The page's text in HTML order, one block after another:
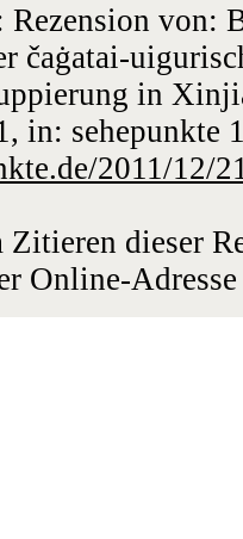
Rezension
čaġatai-
in
in:
2011/12/
dieser
Online-Adresse